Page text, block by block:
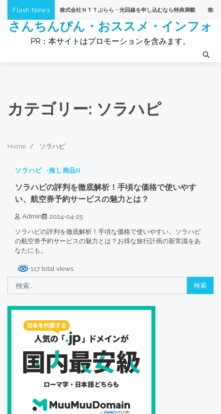
content
Flash News
Ｖショッピング】株式会社ＮＴＴぷらら・光回線を申し込むなら特典満載 株式会社
さんちんぴん・おススメ・インフォ
PR：本サイトはプロモーションを含みます。
カテゴリー: ソラハピ
Home ソラハピ
1 min read
ソラハピ 推し商品II
ソラハピの評判を徹底解析！手頃な価格で使いやす
い、航空券予約サービスの魅力とは？
Admin 2024-04-25
ソラハピの評判を徹底解析！手頃な価格で使いやすい、ソラハピ
の航空券予約サービスの魅力とは？お得な旅行計画の新常識をあ
なたにも。
117 total views
索: